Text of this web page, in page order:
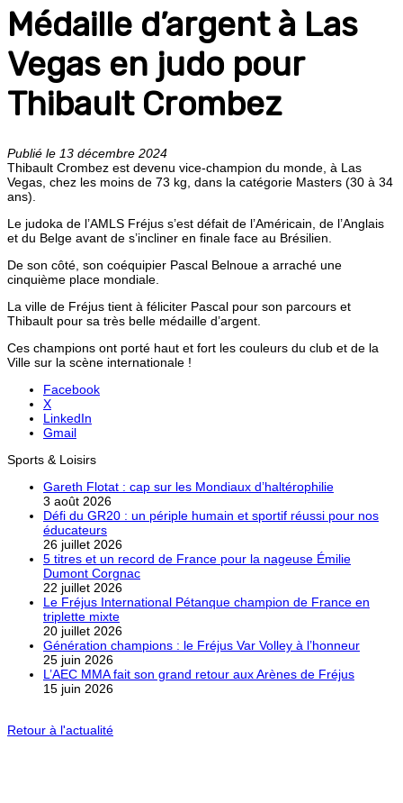
Médaille d’argent à Las
Vegas en judo pour
Thibault Crombez
Publié le 13 décembre 2024
Thibault Crombez est devenu vice-champion du monde, à Las
Vegas, chez les moins de 73 kg, dans la catégorie Masters (30 à 34
ans).
Le judoka de l’AMLS Fréjus s’est défait de l’Américain, de l’Anglais
et du Belge avant de s’incliner en finale face au Brésilien.
De son côté, son coéquipier Pascal Belnoue a arraché une
cinquième place mondiale.
La ville de Fréjus tient à féliciter Pascal pour son parcours et
Thibault pour sa très belle médaille d’argent.
Ces champions ont porté haut et fort les couleurs du club et de la
Ville sur la scène internationale !
Facebook
X
LinkedIn
Gmail
Sports & Loisirs
Gareth Flotat : cap sur les Mondiaux d’haltérophilie
3 août 2026
Défi du GR20 : un périple humain et sportif réussi pour nos
éducateurs
26 juillet 2026
5 titres et un record de France pour la nageuse Émilie
Dumont Corgnac
22 juillet 2026
Le Fréjus International Pétanque champion de France en
triplette mixte
20 juillet 2026
Génération champions : le Fréjus Var Volley à l’honneur
25 juin 2026
L’AEC MMA fait son grand retour aux Arènes de Fréjus
15 juin 2026
Retour à l'actualité